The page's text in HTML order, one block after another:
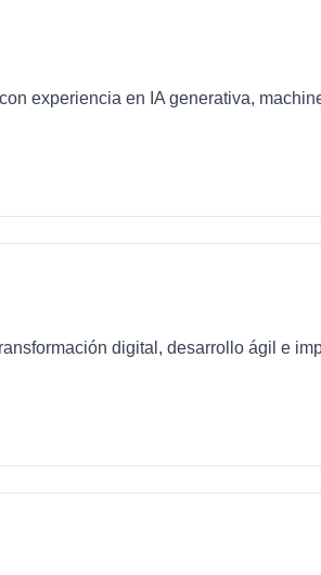
experiencia en IA generativa,
digital, desarrollo ágil e